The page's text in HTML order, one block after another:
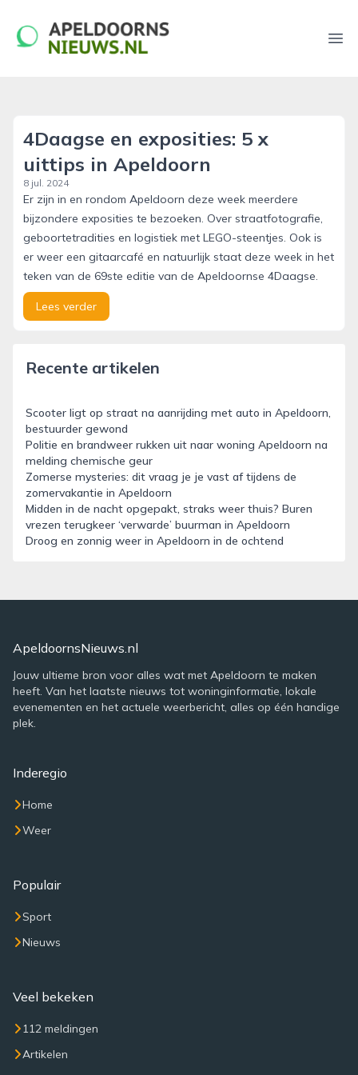
apeldoornsnieuws.nl
4Daagse en exposities: 5 x
uittips in Apeldoorn
8 jul. 2024
Er zijn in en rondom Apeldoorn deze week meerdere
bijzondere exposities te bezoeken. Over straatfotografie,
geboortetradities en logistiek met LEGO-steentjes. Ook is
er weer een gitaarcafé en natuurlijk staat deze week in het
teken van de 69ste editie van de Apeldoornse 4Daagse.
Lees verder
Recente artikelen
Scooter ligt op straat na aanrijding met auto in Apeldoorn,
bestuurder gewond
Politie en brandweer rukken uit naar woning Apeldoorn na
melding chemische geur
Zomerse mysteries: dit vraag je je vast af tijdens de
zomervakantie in Apeldoorn
Midden in de nacht opgepakt, straks weer thuis? Buren
vrezen terugkeer ‘verwarde’ buurman in Apeldoorn
Droog en zonnig weer in Apeldoorn in de ochtend
ApeldoornsNieuws.nl
Jouw ultieme bron voor alles wat met Apeldoorn te maken
heeft. Van het laatste nieuws tot woninginformatie, lokale
evenementen en het actuele weerbericht, alles op één handige
plek.
Inderegio
Home
Weer
Populair
Sport
Nieuws
Veel bekeken
112 meldingen
Artikelen